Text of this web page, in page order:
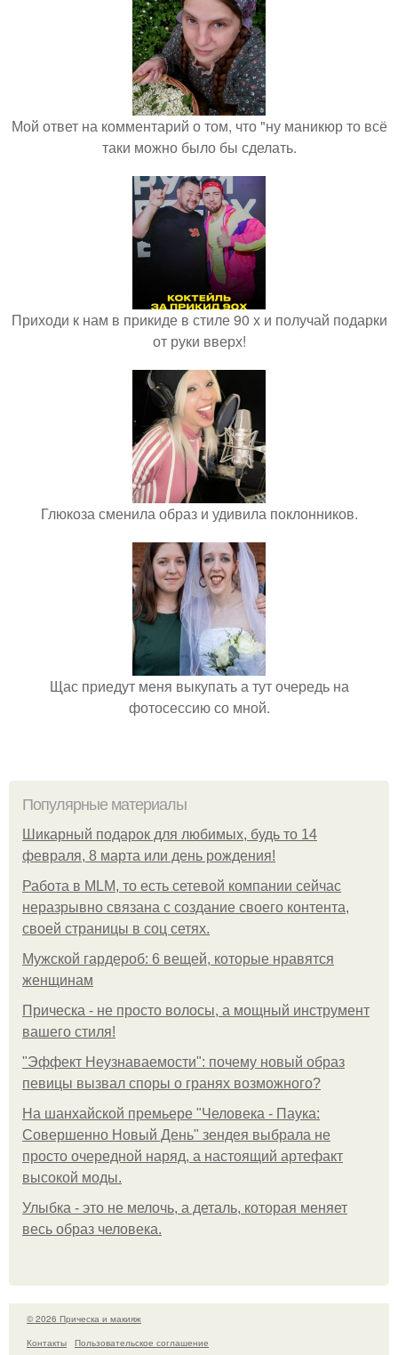
Мой ответ на комментарий о том, что "ну маникюр то всё
таки можно было бы сделать.
Приходи к нам в прикиде в стиле 90 х и получай подарки
от руки вверх!
Глюкоза сменила образ и удивила поклонников.
Щас приедут меня выкупать а тут очередь на
фотосессию со мной.
Популярные материалы
Шикарный подарок для любимых, будь то 14
февраля, 8 марта или день рождения!
Работа в MLM, то есть сетевой компании сейчас
неразрывно связана с создание своего контента,
своей страницы в соц сетях.
Мужской гардероб: 6 вещей, которые нравятся
женщинам
Прическа - не просто волосы, а мощный инструмент
вашего стиля!
"Эффект Неузнаваемости": почему новый образ
певицы вызвал споры о гранях возможного?
На шанхайской премьере "Человека - Паука:
Совершенно Новый День" зендея выбрала не
просто очередной наряд, а настоящий артефакт
высокой моды.
Улыбка - это не мелочь, а деталь, которая меняет
весь образ человека.
© 2026 Прическа и макияж
Контакты
Пользовательское соглашение